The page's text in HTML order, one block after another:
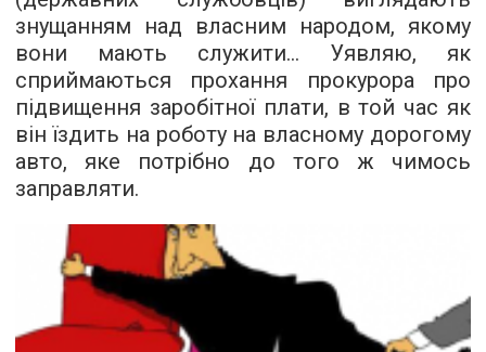
знущанням над власним народом, якому
вони мають служити… Уявляю, як
сприймаються прохання прокурора про
підвищення заробітної плати, в той час як
він їздить на роботу на власному дорогому
авто, яке потрібно до того ж чимось
заправляти.